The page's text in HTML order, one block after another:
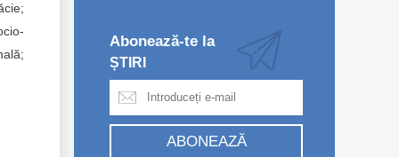
Abonează-te la
ȘTIRI
ABONEAZĂ